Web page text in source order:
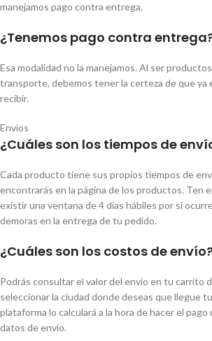
manejamos pago contra entrega.
¿Tenemos pago contra
Esa modalidad no la manejamos. Al ser
transporte, debemos tener la certeza de que ya
recibir.
Envíos
¿Cuáles son los tiempos de
Cada producto tiene sus propios tiempos de
encontrarás en la página de los productos. Ten
existir una ventana de 4 días hábiles por si
demoras en la entrega de tu pedido.
¿Cuáles son los costos de
Podrás consultar el valor del envío en tu carrito
seleccionar la ciudad donde deseas que llegue
plataforma lo calculará a la hora de hacer el
datos de envío.